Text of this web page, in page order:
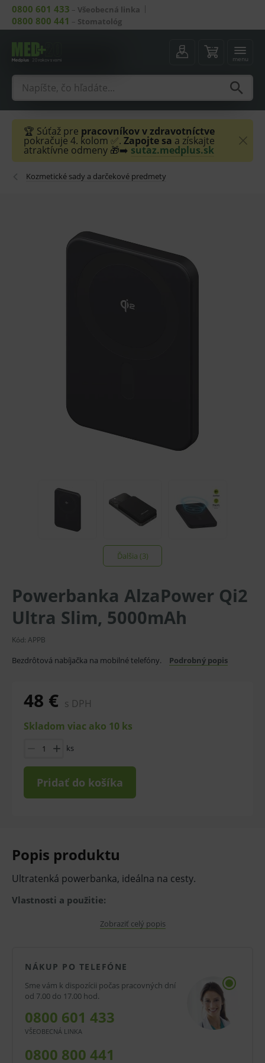
0800 601 433 – Všeobecná linka
0800 800 441 – Stomatológ
menu
🏆 Súťaž pre pracovníkov v zdravotníctve
pokračuje 4. kolom ✅. Zapojte sa a získajte
atraktívne odmeny 🎁➡️ sutaz.medplus.sk
Kozmetické sady a darčekové predmety
Ďalšia (3)
Powerbanka AlzaPower Qi2
Ultra Slim, 5000mAh
Kód: APPB
Bezdrôtová nabíjačka na mobilné telefóny. Podrobný popis
48 € s DPH
Skladom viac ako 10 ks
ks
Pridať do košíka
Popis produktu
Ultratenká powerbanka, ideálna na cesty.
Vlastnosti a použitie:
Powerbanka – ultratenká (9 mm).
Kompatibilná s MagSafe (iPhone 12 a novšie)
a Android telefóny s podporou Qi2.
Kapacita 5 000 mAh, výkon bezdrôtového
nabíjania 15 W.
rýchlonabíjania (PD 2.0/3.0, QC 3.0, AFC, FCP,
Zobraziť celý popis
NÁKUP PO TELEFÓNE
Sme vám k dispozícii počas pracovných dní
od 7.00 do 17.00 hod.
0800 601 433
VŠEOBECNÁ LINKA
0800 800 441